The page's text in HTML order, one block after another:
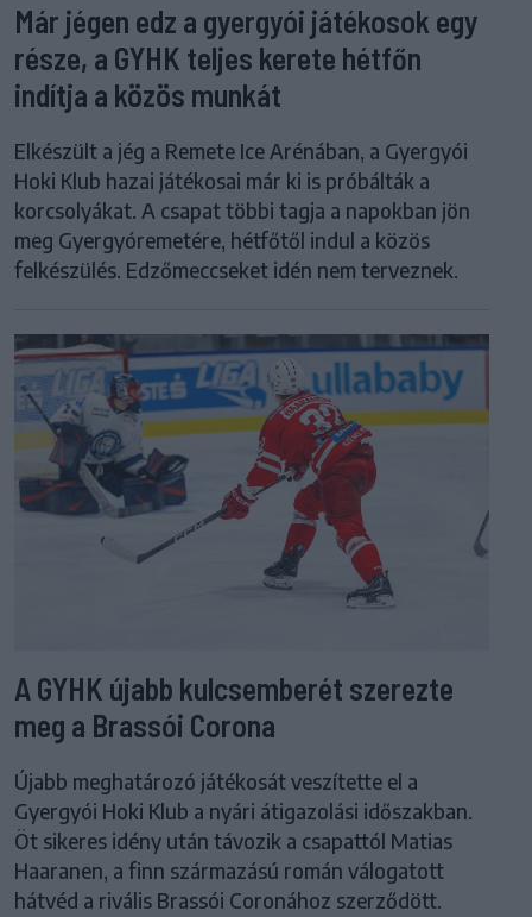
Már jégen edz a gyergyói játékosok egy
része, a GYHK teljes kerete hétfőn
indítja a közös munkát
Elkészült a jég a Remete Ice Arénában, a Gyergyói
Hoki Klub hazai játékosai már ki is próbálták a
korcsolyákat. A csapat többi tagja a napokban jön
meg Gyergyóremetére, hétfőtől indul a közös
felkészülés. Edzőmeccseket idén nem terveznek.
A GYHK újabb kulcsemberét szerezte
meg a Brassói Corona
Újabb meghatározó játékosát veszítette el a
Gyergyói Hoki Klub a nyári átigazolási időszakban.
Öt sikeres idény után távozik a csapattól Matias
Haaranen, a finn származású román válogatott
hátvéd a rivális Brassói Coronához szerződött.